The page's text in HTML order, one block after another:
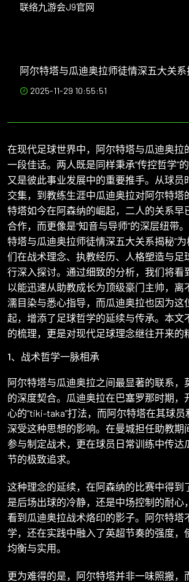
联络九游会J9官网
阿尔特塔与瓜迪奥拉师徒情深五大关系
2025-11-29 10:55:51
在现代足球世界中，阿尔特塔与瓜迪奥拉
一段佳话。两人既是同样秉承“传控哲学”
又是彼此事业发展中的重要推手。从球员
交集，到教练生涯中瓜迪奥拉对阿尔特塔
特塔如今在阿森纳的崛起，二人的关系早
合作，而更像是“知音与导师”的深层纽带
特塔与瓜迪奥拉师徒情深五大关系揭秘”
们在战术理念、执教经历、人格塑造与足
行深入探讨。通过细致的分析，我们将看
以能迅速从助教成长为顶级豪门主帅，离
濡目染与悉心指导，而瓜迪奥拉也因为这
起，增添了足球哲学的延续与传承。本文
的梳理，更是对现代足球理念继往开来的
1、战术哲学一脉相承
阿尔特塔与瓜迪奥拉之间最显著的联系，
的深度契合。瓜迪奥拉在巴塞罗那时期，
心的“tiki-taka”打法，而阿尔特塔在其球
深受这种思想的影响。在曼城担任助教期
参与制定战术，更在球员日常训练中传达
节的极致追求。
这种理念的延续，在阿森纳的比赛中得到
是后场出球的冷静，还是中场控制的耐心
看到瓜迪奥拉战术烙印的影子。阿尔特塔
学，还在实践中融入了英超节奏的强度，
均衡与实用。
更为难得的是，阿尔特塔并非一味照搬，